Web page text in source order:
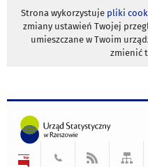
Strona wykorzystuje pliki
zmiany ustawień Twojej
umieszczane w Twoim
zmienić